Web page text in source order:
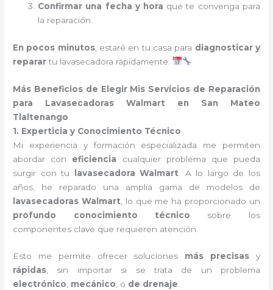
Confirmar una fecha y hora que te convenga para
la reparación.
En pocos minutos, estaré en tu casa para diagnosticar y
reparartu lavasecadora rápidamente.
Más Beneficios de Elegir Mis Servicios de Reparación
para Lavasecadoras Walmart en San Mateo
Tlaltenango
1. Experticia y Conocimiento Técnico
Mi experiencia y formación especializada me permiten
abordar con eficiencia cualquier problema que pueda
surgir con tu lavasecadora Walmart . A lo largo de los
años, he reparado una amplia gama de modelos de
lavasecadoras Walmart , lo que me ha proporcionado un
profundo conocimiento técnico sobre los
componentes clave que requieren atención.
Esto me permite ofrecer soluciones más precisas y
rápidas, sin importar si se trata de un problema
electrónico, mecánico, o de drenaje.